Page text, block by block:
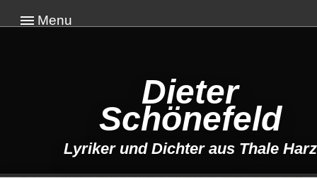
Menu
Dieter
Schönefeld
Lyriker und Dichter aus Thale Harz